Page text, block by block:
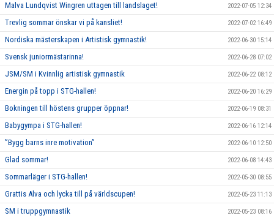
Malva Lundqvist Wingren uttagen till landslaget! 2022-07-05 12:34
Trevlig sommar önskar vi på kansliet! 2022-07-02 16:49
Nordiska mästerskapen i Artistisk gymnastik! 2022-06-30 15:14
Svensk juniormästarinna! 2022-06-28 07:02
JSM/SM i Kvinnlig artistisk gymnastik 2022-06-22 08:12
Energin på topp i STG-hallen! 2022-06-20 16:29
Bokningen till höstens grupper öppnar! 2022-06-19 08:31
Babygympa i STG-hallen! 2022-06-16 12:14
”Bygg barns inre motivation” 2022-06-10 12:50
Glad sommar! 2022-06-08 14:43
Sommarläger i STG-hallen! 2022-05-30 08:55
Grattis Alva och lycka till på världscupen! 2022-05-23 11:13
SM i truppgymnastik 2022-05-23 08:16